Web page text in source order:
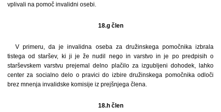
vplivali na pomoč invalidni osebi.
18.g člen
V primeru, da je invalidna oseba za družinskega pomočnika izbrala
tistega od staršev, ki ji je že nudil nego in varstvo in je po predpisih o
starševskem varstvu prejemal delno plačilo za izgubljeni dohodek, lahko
center za socialno delo o pravici do izbire družinskega pomočnika odloči
brez mnenja invalidske komisije iz prejšnjega člena.
18.h člen